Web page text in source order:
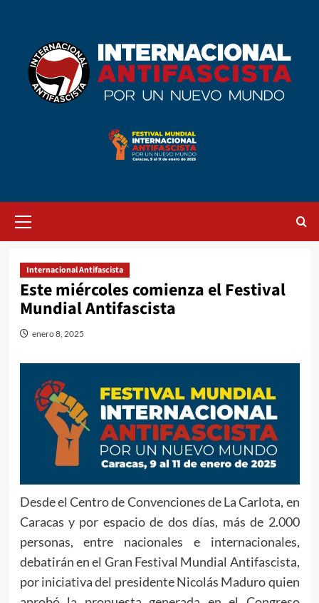
contenido
primario
Internacional Antifascista
Este miércoles comienza el Festival
Mundial Antifascista
enero 8, 2025
Desde el Centro de Convenciones de La Carlota, en
Caracas y por espacio de dos días, más de 2.000
personas, entre nacionales e internacionales,
debatirán en el Gran Festival Mundial Antifascista,
por iniciativa del presidente Nicolás Maduro quien